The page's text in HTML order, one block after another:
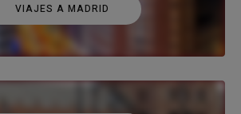
VIAJES A MADRID